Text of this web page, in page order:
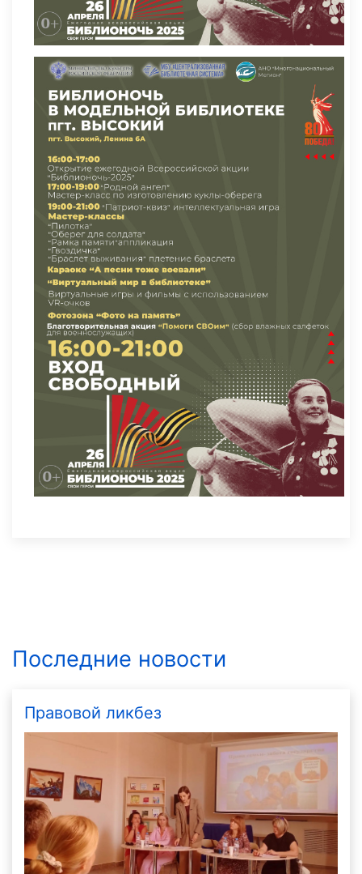
Последние новости
Правовой ликбез